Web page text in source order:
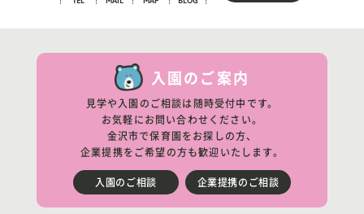
入園のご案内
見学や入園のご相談は随時受付中です。
お気軽にお問い合わせください。
金沢市で保育園をお探しの方、
企業提携をご希望の方も歓迎いたします。
入園のご相談 企業提携のご相談